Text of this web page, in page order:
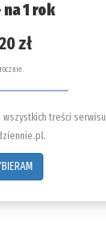
na 1 rok
zł
rocznie
treści serwisu